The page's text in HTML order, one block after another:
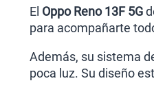
El Oppo Reno 13F 5G
para acompañarte
Además, su sistema
poca luz. Su diseño